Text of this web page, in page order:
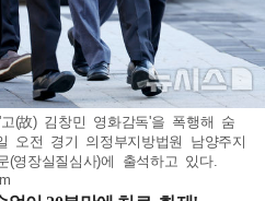
(故) 김창민 영화감독'을 폭행해 숨
오전 경기 의정부지방법원 남양주지
영장실질심사)에 출석하고 있다.